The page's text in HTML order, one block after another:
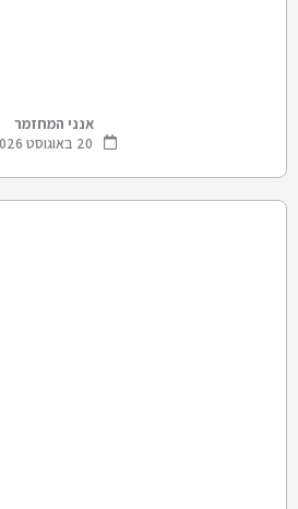
אנני המחזמר
20 באוגוסט 2026